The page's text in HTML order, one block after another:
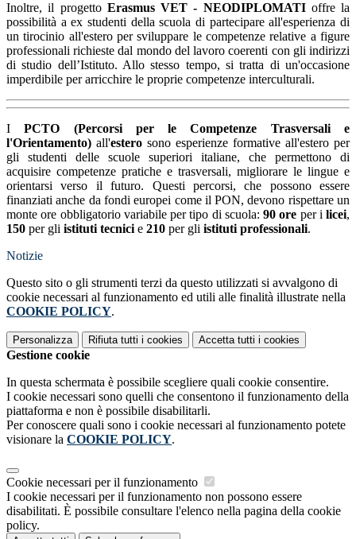
Inoltre, il progetto Erasmus VET - NEODIPLOMATIoffre la
possibilità a ex studenti della scuola di partecipare all'esperienza di
un tirocinio all'estero per sviluppare le competenze relative a figure
professionali richieste dal mondo del lavoro coerenti con gli indirizzi
di studio dell’Istituto. Allo stesso tempo, si tratta di un'occasione
imperdibile per arricchire le proprie competenze interculturali.
IPCTO (Percorsi per le Competenze Trasversali e
l'Orientamento) all'estero sono esperienze formative all'estero per
gli studenti delle scuole superiori italiane, che permettono di
acquisire competenze pratiche e trasversali, migliorare le lingue e
orientarsi verso il futuro. Questi percorsi, che possono essere
finanziati anche da fondi europei come il PON, devono rispettare un
monte ore obbligatorio variabile per tipo di scuola: 90 ore per i licei,
150 per gli istituti tecnici e 210 per gli istituti professionali.
Notizie
Questo sito o gli strumenti terzi da questo utilizzati si avvalgono di
cookie necessari al funzionamento ed utili alle finalità illustrate nella
COOKIE POLICY.
Personalizza Rifiuta tutti i cookies Accetta tutti i cookies
Gestione cookie
In questa schermata è possibile scegliere quali cookie consentire.
I cookie necessari sono quelli che consentono il funzionamento della
piattaforma e non è possibile disabilitarli.
Per conoscere quali sono i cookie necessari al funzionamento potete
visionare la COOKIE POLICY.
Cookie necessari per il funzionamento
I cookie necessari per il funzionamento non possono essere
disabilitati. È possibile consultare l'elenco nella pagina della cookie
policy.